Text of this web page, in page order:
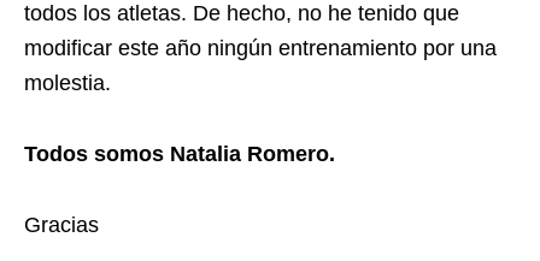
todos los atletas. De hecho, no he tenido que
modificar este año ningún entrenamiento por una
molestia.
Todos somos Natalia Romero.
Gracias